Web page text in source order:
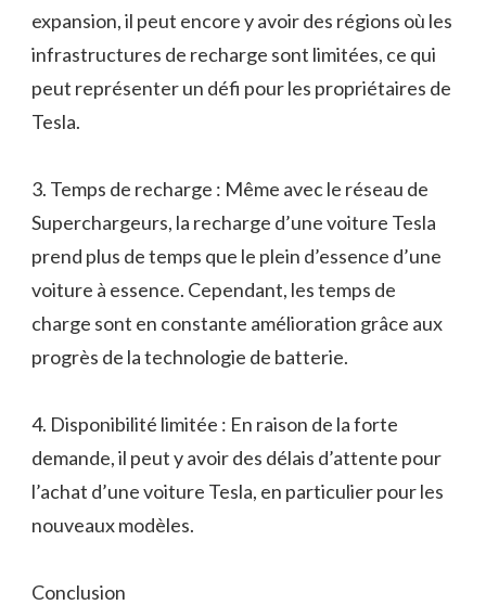
expansion, il peut encore y avoir des régions où les
infrastructures de recharge sont limitées, ce qui
peut représenter un défi pour les propriétaires de
Tesla.
3. Temps de recharge : Même avec le réseau de
Superchargeurs, la recharge d’une voiture Tesla
prend plus de temps que le plein d’essence d’une
voiture à essence. Cependant, les temps de
charge sont en constante amélioration grâce aux
progrès de la technologie de batterie.
4. Disponibilité limitée : En raison de la forte
demande, il peut y avoir des délais d’attente pour
l’achat d’une voiture Tesla, en particulier pour les
nouveaux modèles.
Conclusion